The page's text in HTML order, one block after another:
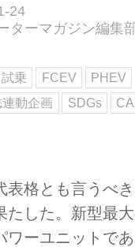
24
ターマガジン編集
試乗 FCEV
PHEV
動企画
SDGs
表格とも言うべ
たした。新型最
ワーユニットで